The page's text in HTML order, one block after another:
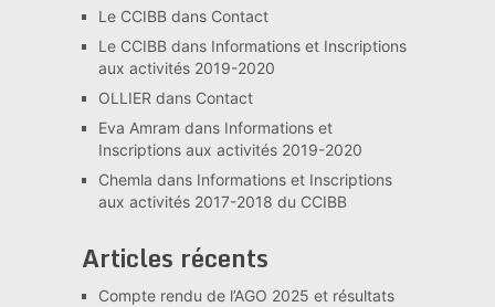
Le CCIBBdans Contact
Le CCIBBdans Informations et Inscriptions
aux activités 2019-2020
OLLIER dans Contact
Eva Amram dans Informations et
Inscriptions aux activités 2019-2020
Chemla dans Informations et Inscriptions
aux activités 2017-2018 du CCIBB
Articles récents
Compte rendu de l’AGO 2025 et résultats